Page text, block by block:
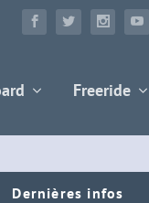
Freeride
Dernières infos